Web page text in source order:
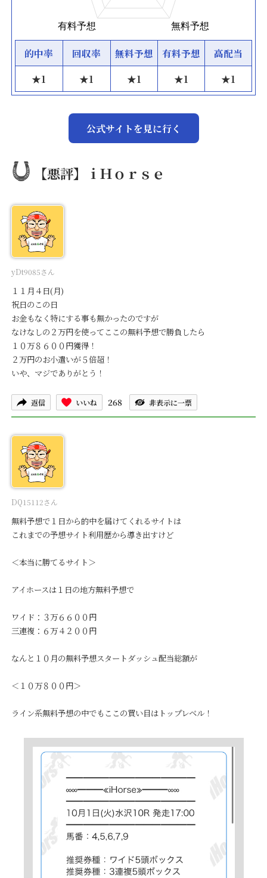
的中率 回収率 無料予想 有料予想
高配当
★1 ★1 ★1 ★1 ★1
公式サイトを見に行く
【悪評】ｉＨｏｒｓｅ
yDt9085さん
１１月４日(月)
祝日のこの日
お金もなく特にする事も無かったのですが
なけなしの２万円を使ってここの無料予想で勝負したら
１０万８６００円獲得！
２万円のお小遣いが５倍超！
いや、マジでありがとう！
返信 いいね 268 非表示に一票
DQ15112さん
無料予想で１日から的中を届けてくれるサイトは
これまでの予想サイト利用歴から導き出すけど
＜本当に勝てるサイト＞
アイホースは１日の地方無料予想で
ワイド：３万６６００円
三連複：６万４２００円
なんと１０月の無料予想スタートダッシュ配当総額が
＜１０万８００円＞
ライン系無料予想の中でもここの買い目はトップレベル！